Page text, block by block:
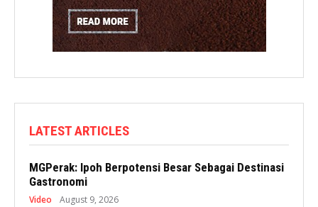
LATEST ARTICLES
MGPerak: Ipoh Berpotensi Besar Sebagai Destinasi
Gastronomi
Video August 9, 2026